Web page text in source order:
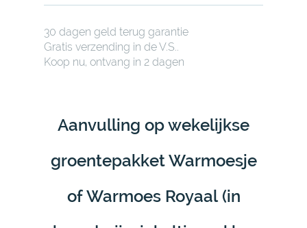
30 dagen geld terug garantie
Gratis verzending in de V.S..
Koop nu, ontvang in 2 dagen
Aanvulling op wekelijkse
groentepakket Warmoesje
of Warmoes Royaal (in